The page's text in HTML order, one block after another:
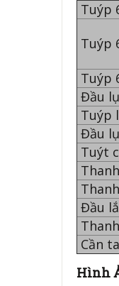
Tuýp
Tuýp
Tuýp
Đầu
Tuýp
Đầu
Tuýt
Đầu
Cần
Hình